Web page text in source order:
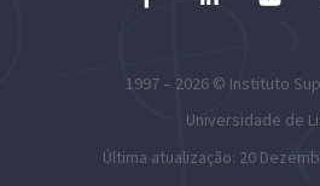
1997 – 2026 © Instituto
Universidade de
Última atualização: 20